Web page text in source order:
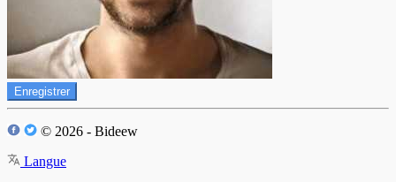
Enregistrer
© 2026 - Bideew
Langue